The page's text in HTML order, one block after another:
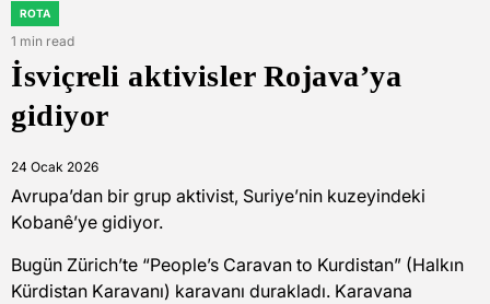
POSTED
IN
ROTA
Estimated
read
time
1 min read
İsviçreli aktivisler Rojava’ya
gidiyor
24 Ocak 2026
Avrupa’dan bir grup aktivist, Suriye’nin kuzeyindeki
Kobanê’ye gidiyor.
Bugün Zürich’te “People’s Caravan to Kurdistan” (Halkın
Kürdistan Karavanı) karavanı durakladı. Karavana